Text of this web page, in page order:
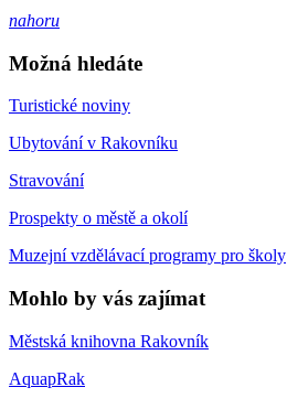
nahoru
Možná hledáte
Turistické noviny
Ubytování v Rakovníku
Stravování
Prospekty o městě a okolí
Muzejní vzdělávací programy pro školy
Mohlo by vás zajímat
Městská knihovna Rakovník
AquapRak